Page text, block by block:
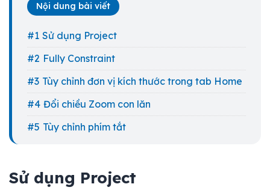
Nội dung bài viết
Sử dụng Project
Fully Constraint
Tùy chỉnh đơn vị kích thước trong tab Home
Đổi chiều Zoom con lăn
Tùy chỉnh phím tắt
Sử dụng Project